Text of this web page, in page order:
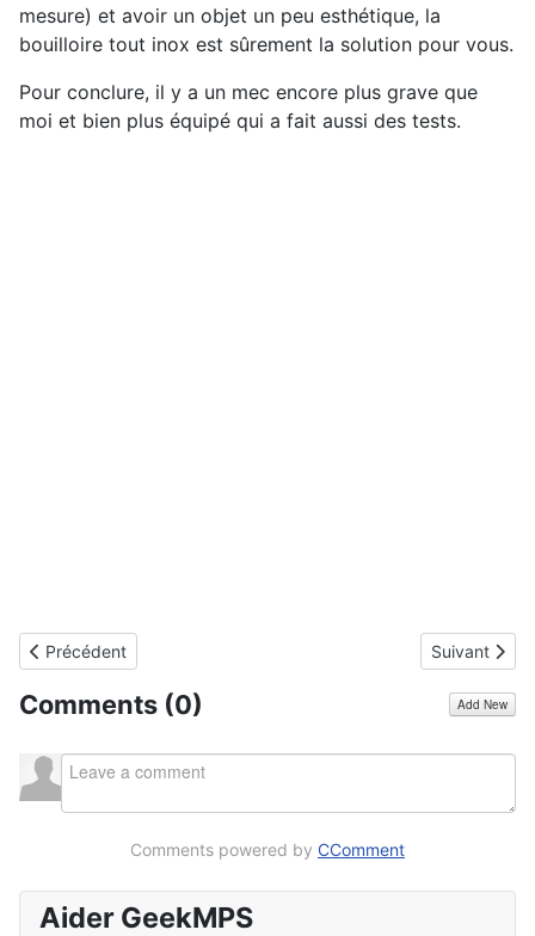
mesure) et avoir un objet un peu esthétique, la
bouilloire tout inox est sûrement la solution pour vous.
Pour conclure, il y a un mec encore plus grave que
moi et bien plus équipé qui a fait aussi des tests.
Article précédent : Test du Doogee F3 (enfin)
Précédent Article
Suivant
Comments (0) Add New
Comments powered by CComment
Aider GeekMPS